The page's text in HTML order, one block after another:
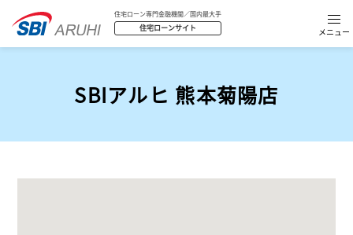
住宅ローン専門金融機関／国内最大手
住宅ローンサイト
SBIアルヒ 熊本菊陽店